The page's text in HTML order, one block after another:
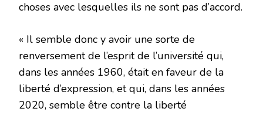
choses avec lesquelles ils ne sont pas d’accord.
« Il semble donc y avoir une sorte de
renversement de l’esprit de l’université qui,
dans les années 1960, était en faveur de la
liberté d’expression, et qui, dans les années
2020, semble être contre la liberté